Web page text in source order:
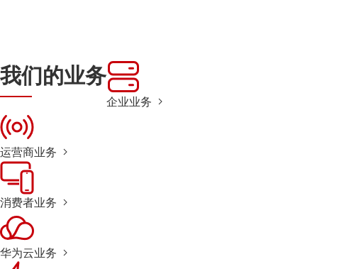
我们的业务
企业业务
运营商业务
消费者业务
华为云业务